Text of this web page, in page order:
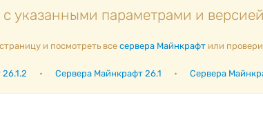
указанными параметрами и
и посмотреть все сервера Майнкрафтили
• Сервера Майнкрафт 26.1 • Сервера